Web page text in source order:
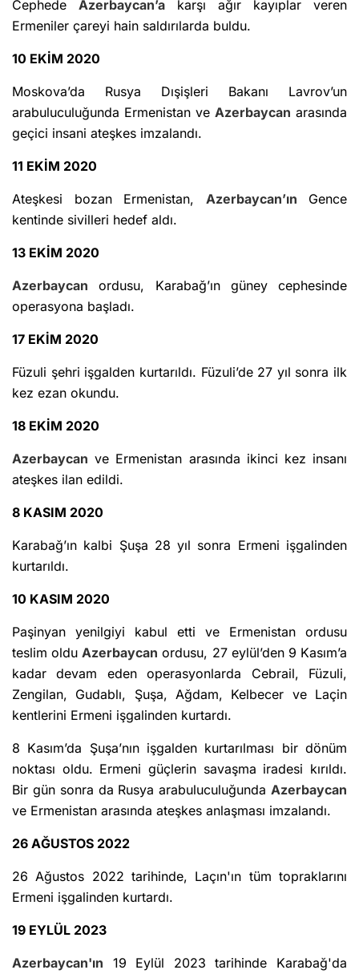
Cephede Azerbaycan’a karşı ağır kayıplar veren
Ermeniler çareyi hain saldırılarda buldu.
10 EKİM 2020
Moskova’da Rusya Dışişleri Bakanı Lavrov’un
arabuluculuğunda Ermenistan ve Azerbaycan arasında
geçici insani ateşkes imzalandı.
11 EKİM 2020
Ateşkesi bozan Ermenistan, Azerbaycan’ın Gence
kentinde sivilleri hedef aldı.
13 EKİM 2020
Azerbaycan ordusu, Karabağ’ın güney cephesinde
operasyona başladı.
17 EKİM 2020
Füzuli şehri işgalden kurtarıldı. Füzuli’de 27 yıl sonra ilk
kez ezan okundu.
18 EKİM 2020
Azerbaycan ve Ermenistan arasında ikinci kez insanı
ateşkes ilan edildi.
8 KASIM 2020
Karabağ’ın kalbi Şuşa 28 yıl sonra Ermeni işgalinden
kurtarıldı.
10 KASIM 2020
Paşinyan yenilgiyi kabul etti ve Ermenistan ordusu
teslim olduAzerbaycan ordusu, 27 eylül’den 9 Kasım’a
kadar devam eden operasyonlarda Cebrail, Füzuli,
Zengilan, Gudablı, Şuşa, Ağdam, Kelbecer ve Laçin
kentlerini Ermeni işgalinden kurtardı.
8 Kasım’da Şuşa’nın işgalden kurtarılması bir dönüm
noktası oldu. Ermeni güçlerin savaşma iradesi kırıldı.
Bir gün sonra da Rusya arabuluculuğunda Azerbaycan
ve Ermenistan arasında ateşkes anlaşması imzalandı.
26 AĞUSTOS 2022
26 Ağustos 2022 tarihinde, Laçın'ın tüm topraklarını
Ermeni işgalinden kurtardı.
19 EYLÜL 2023
Azerbaycan'ın 19 Eylül 2023 tarihinde Karabağ'da